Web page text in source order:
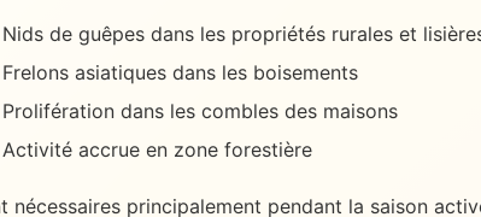
Nids de guêpes dans les propriétés rurales et
Frelons asiatiques dans les boisements
Prolifération dans les combles des maisons
Activité accrue en zone forestière
nécessaires principalement pendant la saison